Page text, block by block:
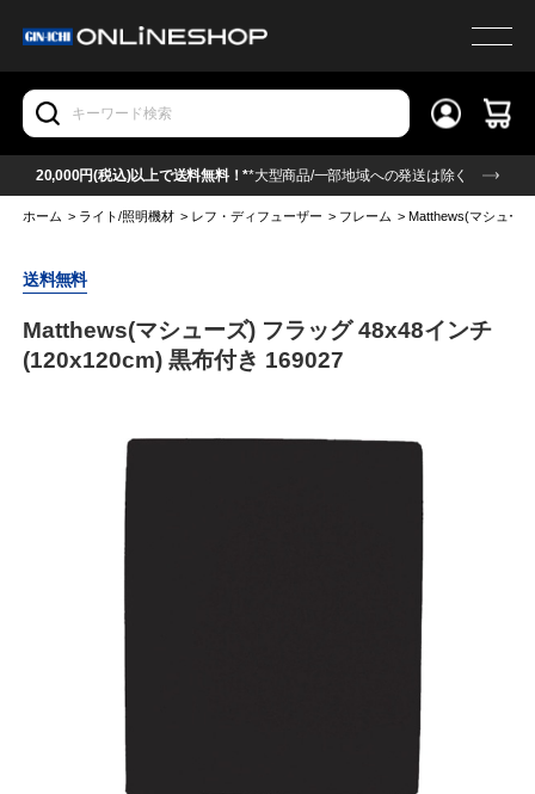
20,000円(税込)以上で送料無料！**大型商品/一部地域への発送は除く
ホーム > ライト/照明機材 > レフ・ディフューザー > フレーム >Matthews(マシュー
送料無料
Matthews(マシューズ) フラッグ 48x48インチ
(120x120cm) 黒布付き 169027